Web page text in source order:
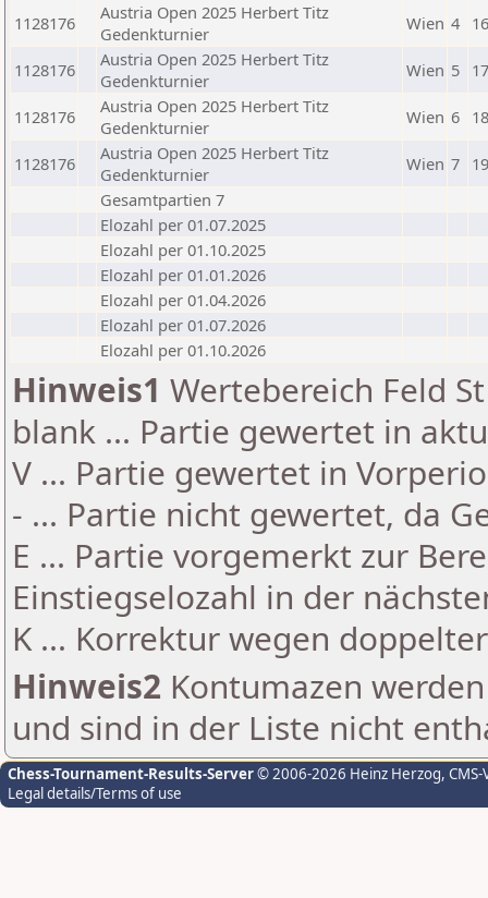
1128176
Austria Open 2025 Herbert Titz
Gedenkturnier
Wien 4
1128176
Austria Open 2025 Herbert Titz
Gedenkturnier
Wien 5
1128176
Austria Open 2025 Herbert Titz
Gedenkturnier
Wien 6
1128176
Austria Open 2025 Herbert Titz
Gedenkturnier
Wien 7
Gesamtpartien 7
Elozahl per 01.07.2025
Elozahl per 01.10.2025
Elozahl per 01.01.2026
Elozahl per 01.04.2026
Elozahl per 01.07.2026
Elozahl per 01.10.2026
Hinweis1 Wertebereich Feld
blank ... Partie gewertet in
V ... Partie gewertet in
- ... Partie nicht gewertet, da
E ... Partie vorgemerkt zur
Einstiegselozahl in der
K ... Korrektur wegen
Hinweis2 Kontumazen
und sind in der Liste nicht
Chess-Tournament-Results-Server© 2006-2026 Heinz Herzog,
Legal details/Terms of use